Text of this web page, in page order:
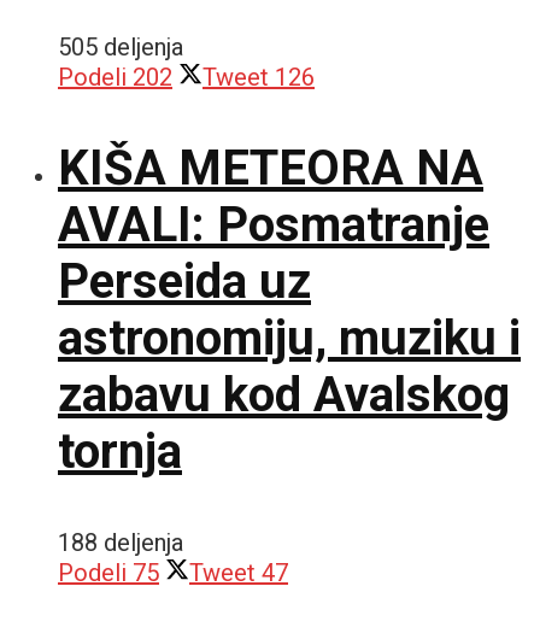
505 deljenja
Podeli 202 Tweet 126
KIŠA METEORA NA
AVALI: Posmatranje
Perseida uz
astronomiju, muziku i
zabavu kod Avalskog
tornja
188 deljenja
Podeli 75 Tweet 47